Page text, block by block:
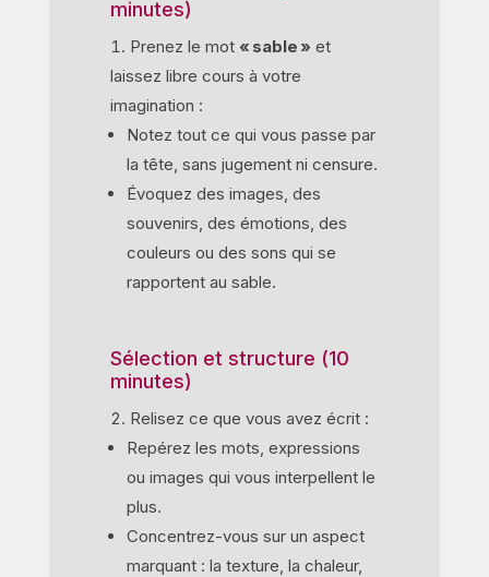
minutes)
Prenez le mot « sable » et
laissez libre cours à votre
imagination :
Notez tout ce qui vous passe par
la tête, sans jugement ni censure.
Évoquez des images, des
souvenirs, des émotions, des
couleurs ou des sons qui se
rapportent au sable.
Sélection et structure (10
minutes)
Relisez ce que vous avez écrit :
Repérez les mots, expressions
ou images qui vous interpellent le
plus.
Concentrez-vous sur un aspect
marquant : la texture, la chaleur,